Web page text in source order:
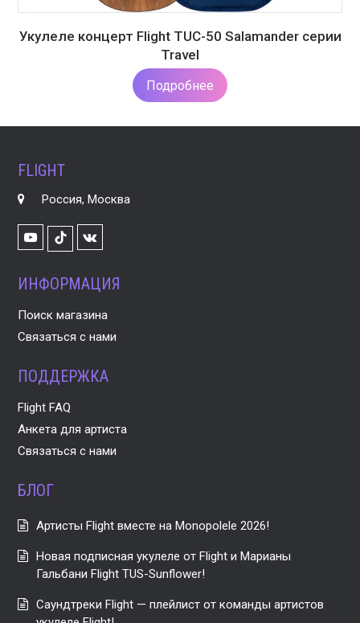
Укулеле концерт Flight TUC-50 Salamander серии
Travel
Подробнее
FLIGHT
Россия, Москва
YoutubeTikTok
VK
ИНФОРМАЦИЯ
Поиск магазина
Связаться с нами
ПОДДЕРЖКА
Flight FAQ
Анкета для артиста
Связаться с нами
БЛОГ
Артисты Flight вместе на Monopolele 2026!
Новая подписная укулеле от Flight и Марианы
Гальбани Flight TUS-Sunflower!
Саундтреки Flight — плейлист от команды артистов